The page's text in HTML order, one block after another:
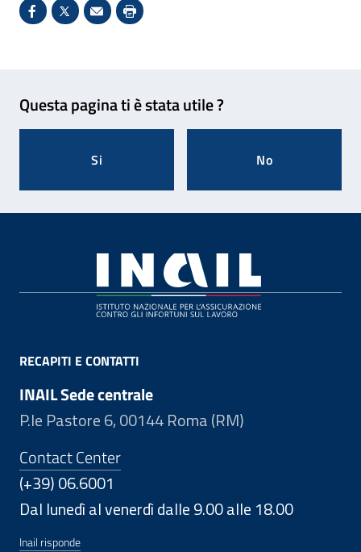
Condividi su Facebook - Sito esterno - Apertura in
X - Sito esterno - Apertura in nuova finestra
Invio Mail: apre il programma di posta
Stampa pagina: scelta meno
Questa pagina ti è stata utile ?
Si No
RECAPITI E CONTATTI
INAIL Sede centrale
P.le Pastore 6, 00144 Roma (RM)
Contact Center
(+39) 06.6001
Dal lunedì al venerdì dalle 9.00 alle 18.00
Inail risponde